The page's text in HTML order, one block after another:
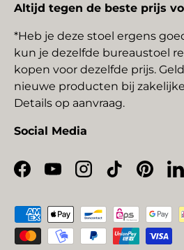
Altijd tegen de beste prijs
*Heb je deze stoel ergens
kun je dezelfde bureaustoel
kopen voor dezelfde prijs.
nieuwe producten bij
Details op aanvraag.
Social Media
Facebook
YouTubeInstagram
TikTok
Geaccepteerde